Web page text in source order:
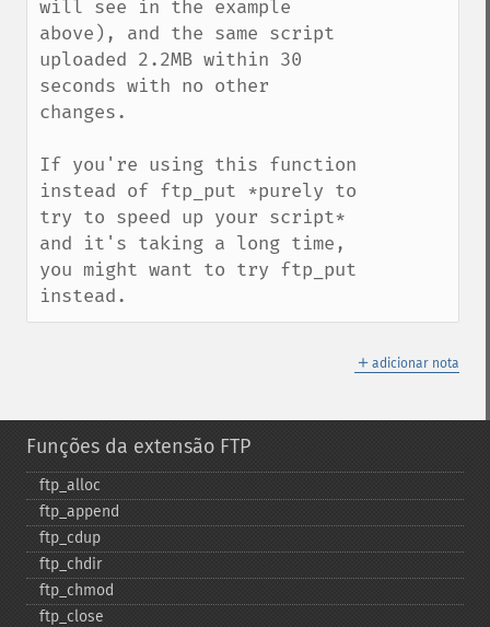
will see in the example
above), and the same script
uploaded 2.2MB within 30
seconds with no other
changes.
If you're using this function
instead of ftp_put *purely to
try to speed up your script*
and it's taking a long time,
you might want to try ftp_put
instead.
＋ adicionar nota
Funções da extensão FTP
ftp_​alloc
ftp_​append
ftp_​cdup
ftp_​chdir
ftp_​chmod
ftp_​close